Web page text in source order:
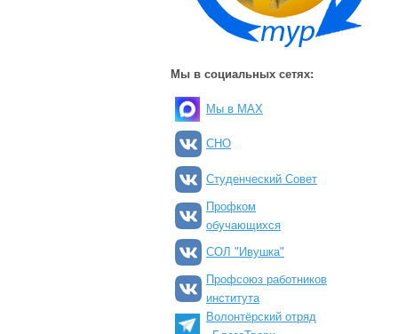
Мы в социальных сетях:
Мы в MAX
СНО
Студенческий Совет
Профком
обучающихся
СОЛ "Ивушка"
Профсоюз работников
института
Волонтёрский отряд